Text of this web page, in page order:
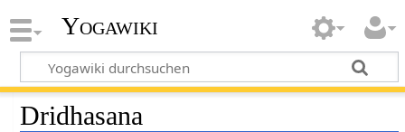
Yogawiki
Dridhasana